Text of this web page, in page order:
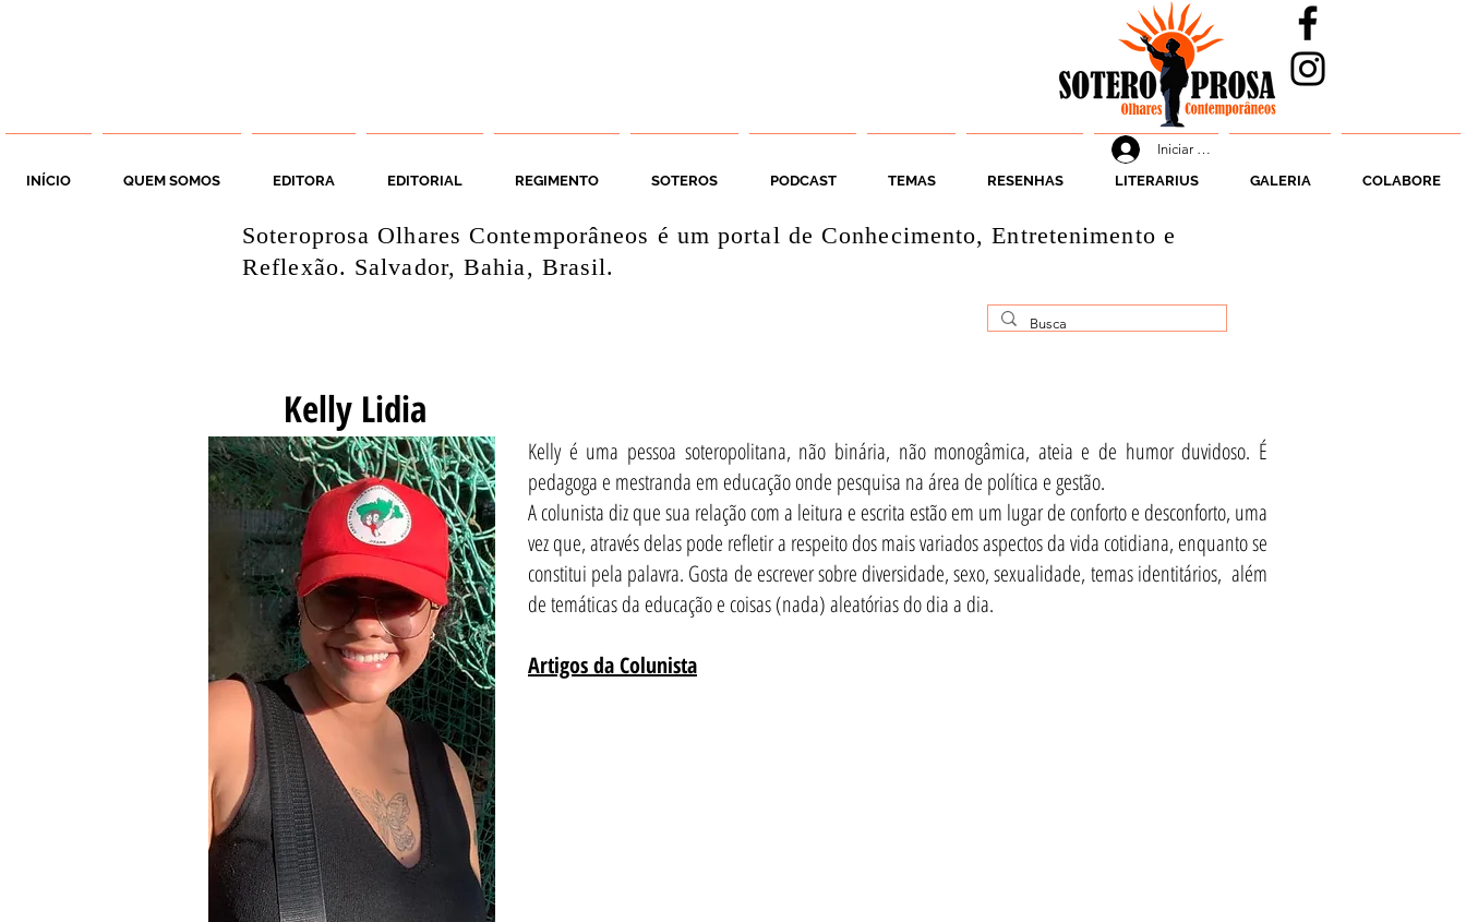
INÍCIO QUEM SOMOS EDITORA EDITORIAL REGIMENTO SOTEROS PODCAST TEMAS RESENHAS LITERARIUS GALERIA COLABORE
Iniciar sesión
Soteroprosa Olhares Contemporâneos é um portal de Conhecimento, Entretenimento e
Reflexão. Salvador, Bahia, Brasil.
Kelly Lidia
Kelly é uma pessoa soteropolitana, não binária, não monogâmica, ateia e de humor duvidoso. É
pedagoga e mestranda em educação onde pesquisa na área de política e gestão.
A colunista diz que sua relação com a leitura e escrita estão em um lugar de conforto e desconforto, uma
vez que, através delas pode refletir a respeito dos mais variados aspectos da vida cotidiana, enquanto se
constitui pela palavra. Gosta de escrever sobre diversidade, sexo, sexualidade, temas identitários, além
de temáticas da educação e coisas (nada) aleatórias do dia a dia.
Artigos da Colunista